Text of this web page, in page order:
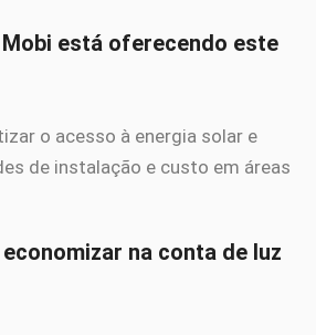
Mobi está oferecendo este
o acesso à energia solar e
de instalação e custo em áreas
na conta de luz